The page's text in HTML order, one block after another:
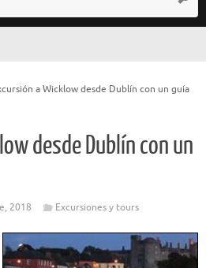
a Wicklow desde Dublín con un guía
desde Dublín con un
2018 Excursiones y tours